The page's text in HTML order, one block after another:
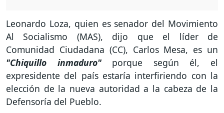
Leonardo Loza, quien es senador del Movimiento
Al Socialismo (MAS), dijo que el líder de
Comunidad Ciudadana (CC), Carlos Mesa, es un
"Chiquillo inmaduro"porque según él, el
expresidente del país estaría interfiriendo con la
elección de la nueva autoridad a la cabeza de la
Defensoría del Pueblo.